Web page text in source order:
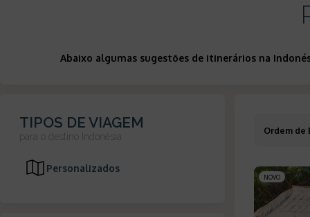
Abaixo algumas sugestões de itinerários na
TIPOS DE VIAGEM
para o destino Indonésia
Personalizados
Ordem de
NOVO